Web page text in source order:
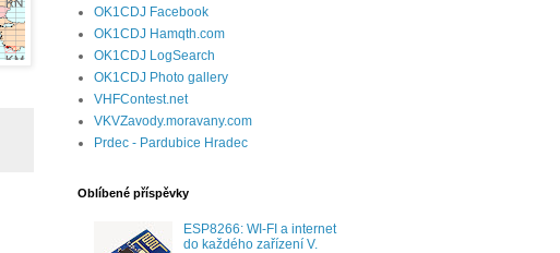
OK1CDJ Facebook
OK1CDJ Hamqth.com
OK1CDJ LogSearch
OK1CDJ Photo gallery
VHFContest.net
VKVZavody.moravany.com
Prdec - Pardubice Hradec
Oblíbené příspěvky
ESP8266: WI-FI a internet
do každého zařízení V.